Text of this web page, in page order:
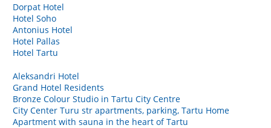
Dorpat Hotel
Hotel Soho
Antonius Hotel
Hotel Pallas
Hotel Tartu
Aleksandri Hotel
Grand Hotel Residents
Bronze Colour Studio in Tartu City Centre
City Center Turu str apartments, parking, Tartu Home
Apartment with sauna in the heart of Tartu